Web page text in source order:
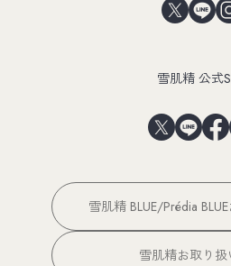
雪肌精 公式
雪肌精 BLUE/Prédia
雪肌精お取り